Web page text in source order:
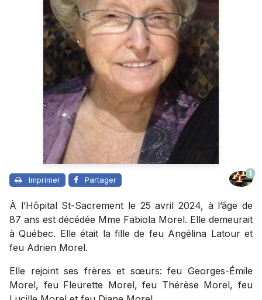
Imprimer Partager
1
À l’Hôpital St-Sacrement le 25 avril 2024, à l’âge de
87 ans est décédée Mme Fabiola Morel. Elle demeurait
à Québec. Elle était la fille de feu Angélina Latour et
feu Adrien Morel.
Elle rejoint ses frères et sœurs: feu Georges-Émile
Morel, feu Fleurette Morel, feu Thérèse Morel, feu